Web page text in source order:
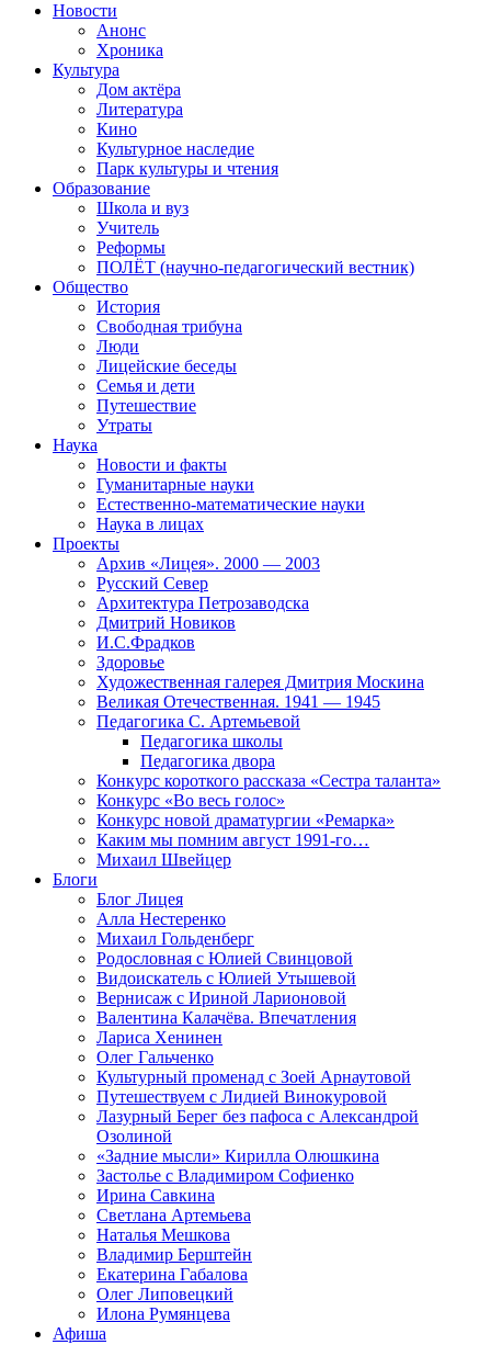
Новости
Анонс
Хроника
Культура
Дом актёра
Литература
Кино
Культурное наследие
Парк культуры и чтения
Образование
Школа и вуз
Учитель
Реформы
ПОЛЁТ (научно-педагогический вестник)
Общество
История
Свободная трибуна
Люди
Лицейские беседы
Семья и дети
Путешествие
Утраты
Наука
Новости и факты
Гуманитарные науки
Естественно-математические науки
Наука в лицах
Проекты
Архив «Лицея». 2000 — 2003
Русский Север
Архитектура Петрозаводска
Дмитрий Новиков
И.С.Фрадков
Здоровье
Художественная галерея Дмитрия Москина
Великая Отечественная. 1941 — 1945
Педагогика С. Артемьевой
Педагогика школы
Педагогика двора
Конкурс короткого рассказа «Сестра таланта»
Конкурс «Во весь голос»
Конкурс новой драматургии «Ремарка»
Каким мы помним август 1991-го…
Михаил Швейцер
Блоги
Блог Лицея
Алла Нестеренко
Михаил Гольденберг
Родословная с Юлией Свинцовой
Видоискатель с Юлией Утышевой
Вернисаж с Ириной Ларионовой
Валентина Калачёва. Впечатления
Лариса Хенинен
Олег Гальченко
Культурный променад с Зоей Арнаутовой
Путешествуем с Лидией Винокуровой
Лазурный Берег без пафоса с Александрой
Озолиной
«Задние мысли» Кирилла Олюшкина
Застолье с Владимиром Софиенко
Ирина Савкина
Светлана Артемьева
Наталья Мешкова
Владимир Берштейн
Екатерина Габалова
Олег Липовецкий
Илона Румянцева
Афиша